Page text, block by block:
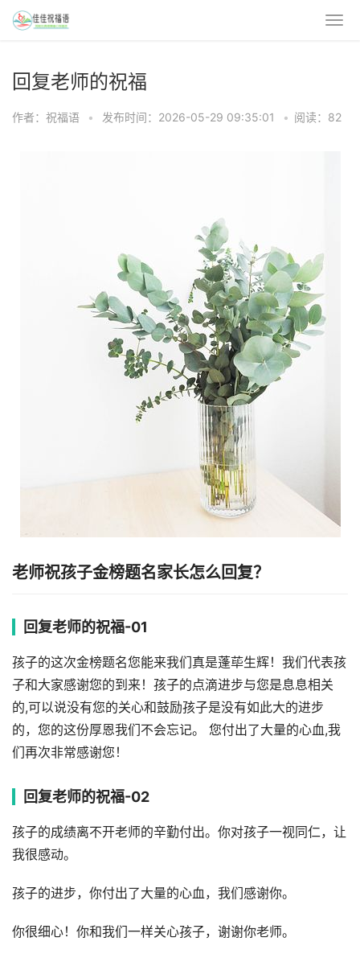
回复老师的祝福
作者：祝福语 • 发布时间：2026-05-29 09:35:01 • 阅读：82
老师祝孩子金榜题名家长怎么回复？
回复老师的祝福-01
孩子的这次金榜题名您能来我们真是蓬荜生辉！我们代表孩
子和大家感谢您的到来！孩子的点滴进步与您是息息相关
的,可以说没有您的关心和鼓励孩子是没有如此大的进步
的，您的这份厚恩我们不会忘记。 您付出了大量的心血,我
们再次非常感谢您！
回复老师的祝福-02
孩子的成绩离不开老师的辛勤付出。你对孩子一视同仁，让
我很感动。
孩子的进步，你付出了大量的心血，我们感谢你。
你很细心！你和我们一样关心孩子，谢谢你老师。